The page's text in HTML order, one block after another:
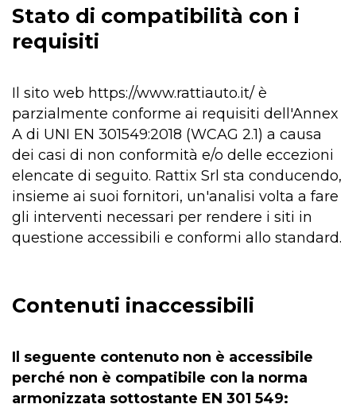
Stato di compatibilità con i
requisiti
Il sito web https://www.rattiauto.it/ è
parzialmente conforme ai requisiti dell'Annex
A di UNI EN 301549:2018 (WCAG 2.1) a causa
dei casi di non conformità e/o delle eccezioni
elencate di seguito. Rattix Srl sta conducendo,
insieme ai suoi fornitori, un'analisi volta a fare
gli interventi necessari per rendere i siti in
questione accessibili e conformi allo standard.
Contenuti inaccessibili
Il seguente contenuto non è accessibile
perché non è compatibile con la norma
armonizzata sottostante EN 301 549: